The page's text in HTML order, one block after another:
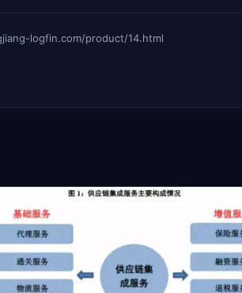
logfin.com/product/14.html